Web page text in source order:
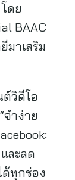
ดย
BAAC
มาเสริม
ต์วิดีโอ
ำง่าย
ละลด
ด้ทุกช่อง